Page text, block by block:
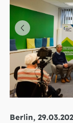
Berlin,